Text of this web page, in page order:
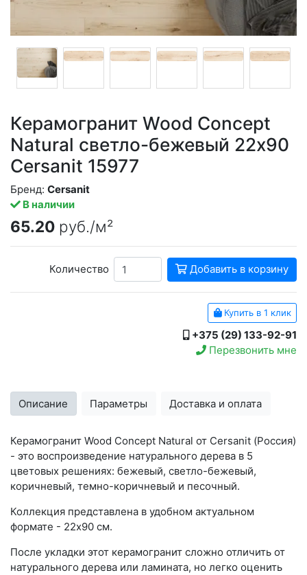
Керамогранит Wood Concept
Natural светло-бежевый 22x90
Cersanit 15977
В наличии
Бренд: Cersanit
65.20 руб./м²
Количество Добавить в корзину
Купить в 1 клик
+375 (29) 133-92-91
Перезвонить мне
Описание Параметры Доставка и оплата
Керамогранит Wood Concept Natural от Cersanit (Россия)
- это воспроизведение натурального дерева в 5
цветовых решениях: бежевый, светло-бежевый,
коричневый, темно-коричневый и песочный.
Коллекция представлена в удобном актуальном
формате - 22х90 см.
После укладки этот керамогранит сложно отличить от
натурального дерева или ламината, но легко оценить